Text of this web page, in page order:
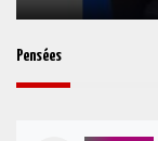
Pensées